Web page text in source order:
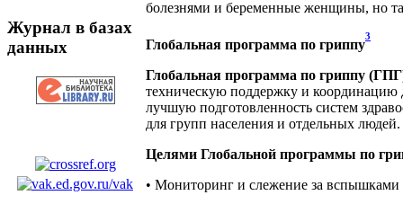
Журнал в базах
данных
болезнями и беременные женщины, но
Глобальная программа по гриппу
3
Глобальная программа по гриппу
техническую поддержку и координацию
лучшую подготовленность систем
для групп населения и отдельных людей.
Целями Глобальной программы по
• Мониторинг и слежение за вспышками